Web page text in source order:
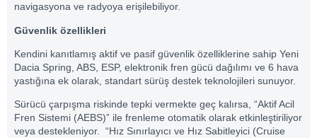
navigasyona ve radyoya erişilebiliyor.
Güvenlik özellikleri
Kendini kanıtlamış aktif ve pasif güvenlik özelliklerine sahip Yeni
Dacia Spring, ABS, ESP, elektronik fren gücü dağılımı ve 6 hava
yastığına ek olarak, standart sürüş destek teknolojileri sunuyor.
Sürücü çarpışma riskinde tepki vermekte geç kalırsa, “Aktif Acil
Fren Sistemi (AEBS)” ile frenleme otomatik olarak etkinleştiriliyor
veya destekleniyor. “Hız Sınırlayıcı ve Hız Sabitleyici (Cruise